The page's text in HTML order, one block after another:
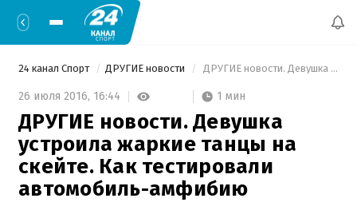
24 канал Спорт ДРУГИЕ новости ДРУГИЕ новости. Девушка устроила жаркие танцы на скейте. Как тестировали автомобиль-амфибию
26 июля 2016, 16:44 1 мин
ДРУГИЕ новости. Девушка
устроила жаркие танцы на
скейте. Как тестировали
автомобиль-амфибию